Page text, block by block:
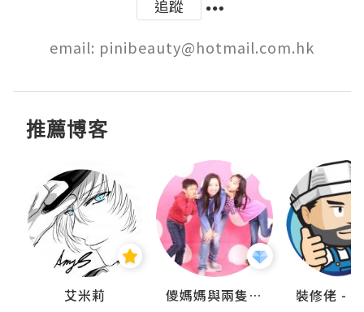
追蹤
email: pinibeauty@hotmail.com.hk
推薦博客
艾米莉 儍媽媽與兩隻小魔怪之家